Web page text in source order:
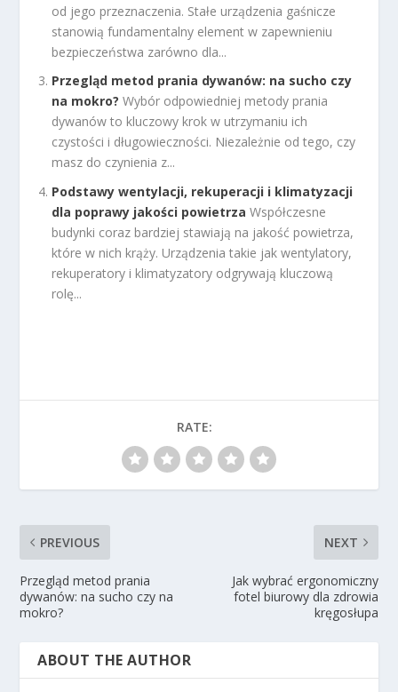
od jego przeznaczenia. Stałe urządzenia gaśnicze
stanowią fundamentalny element w zapewnieniu
bezpieczeństwa zarówno dla...
Przegląd metod prania dywanów: na sucho czy
na mokro? Wybór odpowiedniej metody prania
dywanów to kluczowy krok w utrzymaniu ich
czystości i długowieczności. Niezależnie od tego, czy
masz do czynienia z...
Podstawy wentylacji, rekuperacji i klimatyzacji
dla poprawy jakości powietrza Współczesne
budynki coraz bardziej stawiają na jakość powietrza,
które w nich krąży. Urządzenia takie jak wentylatory,
rekuperatory i klimatyzatory odgrywają kluczową
rolę...
RATE:
PREVIOUS
Przegląd metod prania
dywanów: na sucho czy na
mokro?
NEXT
Jak wybrać ergonomiczny
fotel biurowy dla zdrowia
kręgosłupa
ABOUT THE AUTHOR